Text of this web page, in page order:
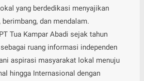
yang berdedikasi menyajikan
dan mendalam.
Tua Kampar Abadi sejak tahun
ruang informasi independen
aspirasi masyarakat lokal menuju
hingga Internasional dengan